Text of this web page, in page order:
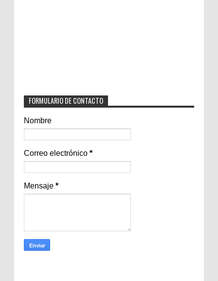
FORMULARIO DE CONTACTO
Nombre
Correo electrónico *
Mensaje *